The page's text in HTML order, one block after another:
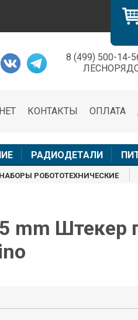
8 (499) 500-14-
ОПЛАТА
КОНТАКТЫ
РАДИОДЕТАЛИ
НАБОРЫ РОБОТОТЕХНИЧЕСКИЕ
mm Штекер